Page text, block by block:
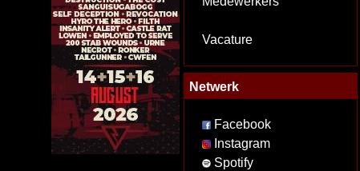
Vacature
Netwerk
Facebook
Instagram
Spotify